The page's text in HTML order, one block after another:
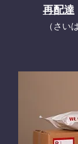
再配達
（さい